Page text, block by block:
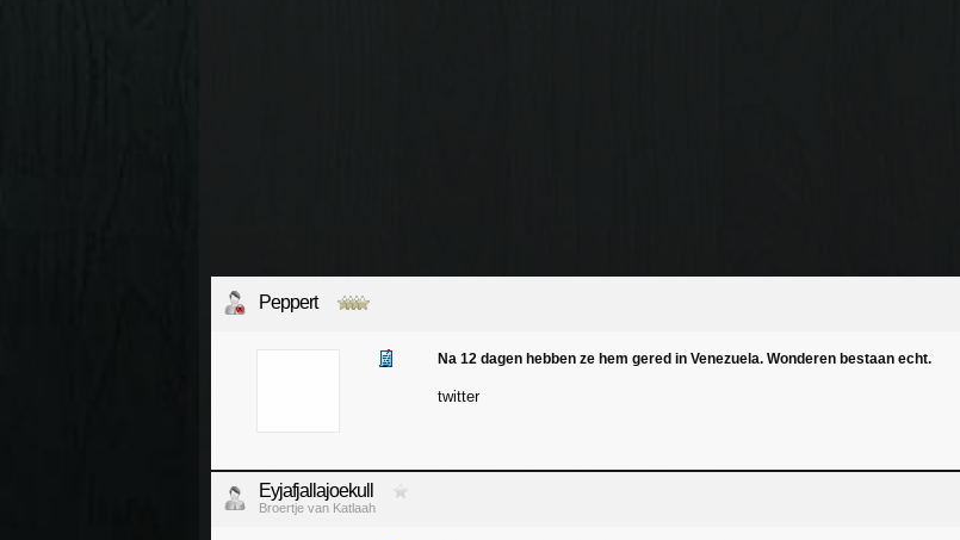
Peppert
Na 12 dagen hebben ze hem gered in Venezuela. Wonderen bestaan echt.
twitter
Eyjafjallajoekull
Broertje van Katlaah